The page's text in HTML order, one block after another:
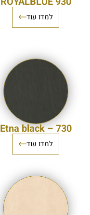
למדו עוד
Etna black – 730
למדו עוד